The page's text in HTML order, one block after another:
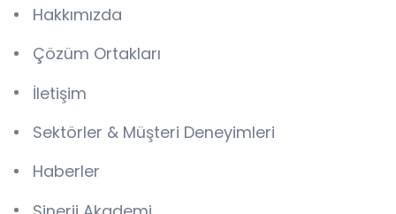
Hakkımızda
Çözüm Ortakları
İletişim
Sektörler & Müşteri Deneyimleri
Haberler